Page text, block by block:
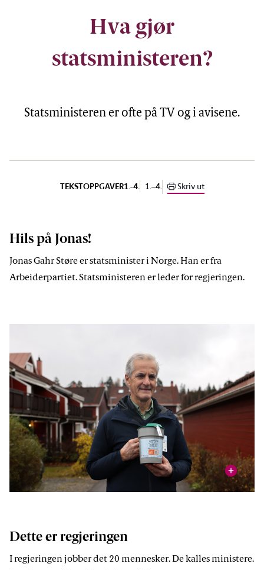
Hva gjør
statsministeren?
Statsministeren er ofte på TV og i avisene.
TEKSTOPPGAVER1.-4. 1.–4. Skriv ut
Hils på Jonas!
Jonas Gahr Støre er statsminister i Norge. Han er fra
Arbeiderpartiet. Statsministeren er leder for regjeringen.
vis
Dette er regjeringen
I regjeringen jobber det 20 mennesker. De kalles ministere.